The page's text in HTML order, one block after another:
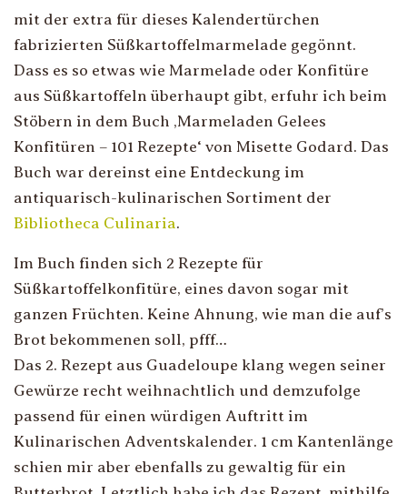
mit der extra für dieses Kalendertürchen
fabrizierten Süßkartoffelmarmelade gegönnt.
Dass es so etwas wie Marmelade oder Konfitüre
aus Süßkartoffeln überhaupt gibt, erfuhr ich beim
Stöbern in dem Buch ‚Marmeladen Gelees
Konfitüren – 101 Rezepte‘ von Misette Godard. Das
Buch war dereinst eine Entdeckung im
antiquarisch-kulinarischen Sortiment der
Bibliotheca Culinaria.
Im Buch finden sich 2 Rezepte für
Süßkartoffelkonfitüre, eines davon sogar mit
ganzen Früchten. Keine Ahnung, wie man die auf’s
Brot bekommenen soll, pfff…
Das 2. Rezept aus Guadeloupe klang wegen seiner
Gewürze recht weihnachtlich und demzufolge
passend für einen würdigen Auftritt im
Kulinarischen Adventskalender. 1 cm Kantenlänge
schien mir aber ebenfalls zu gewaltig für ein